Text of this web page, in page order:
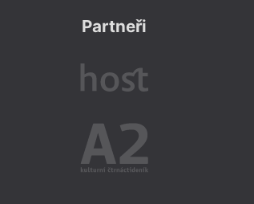
Partneři